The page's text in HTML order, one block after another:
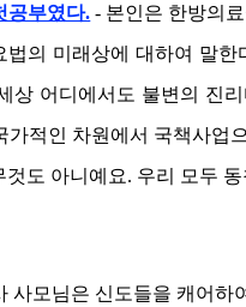
공부였다. - 본인은 한방의
의 미래상에 대하여 말
상 어디에서도 불변의 진
가적인 차원에서 국책사업
도 아니예요. 우리 모두
사모님은 신도들을 캐어하